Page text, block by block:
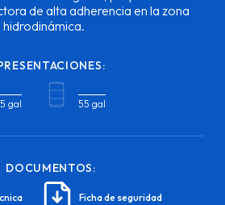
de alta adherencia en la zona
hidrodinámica.
5 gal 55 gal
DOCUMENTOS:
Ficha de seguridad